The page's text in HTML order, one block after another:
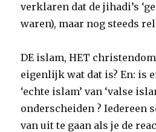
verklaren dat de jihadi’s
waren), maar nog steeds
DE islam, HET
eigenlijk wat dat is? En: is
‘echte islam’ van ‘valse
onderscheiden ? Iedereen
van uit te gaan als je de